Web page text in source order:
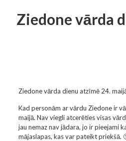
Ziedone vārda
Ziedone vārda dienu atzīmē 24.
Kad personām ar vārdu Ziedone ir
maijā. Nav viegli atcerēties visas
jau nemaz nav jādara, jo ir pieejami
mājaslapas, kas var pateikt priekšā.